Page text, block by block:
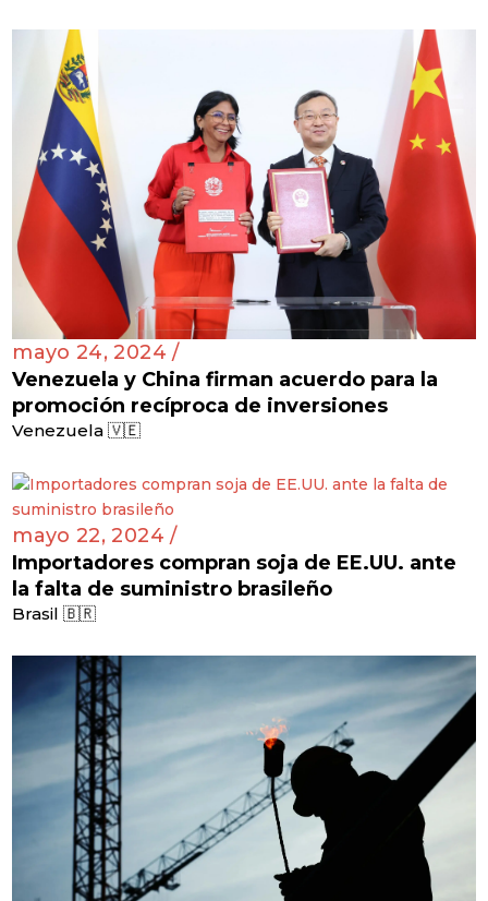
mayo 24, 2024 /
Venezuela y China firman acuerdo para la
promoción recíproca de inversiones
Venezuela 🇻🇪
mayo 22, 2024 /
Importadores compran soja de EE.UU. ante
la falta de suministro brasileño
Brasil 🇧🇷